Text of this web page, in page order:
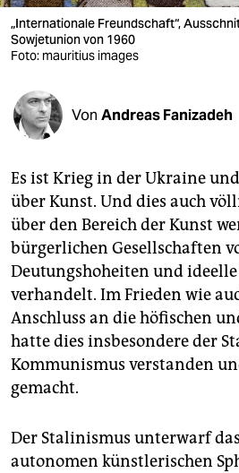
verlag
shop
fragen & hilfe
unterstützen
abo
genossenschaft
epaper login
„Internationale Freundschaft“,
Sowjetunion von 1960
Foto: mauritius images
Von Andreas Fanizadeh
Es ist Krieg in der Ukraine
über Kunst. Und dies auch
über den Bereich der Kunst
bürgerlichen Gesellschaften
Deutungshoheiten und
verhandelt. Im Frieden wie
Anschluss an die höfischen
hatte dies insbesondere der
Kommunismus verstanden
gemacht.
Der Stalinismus unterwarf
autonomen künstlerischen